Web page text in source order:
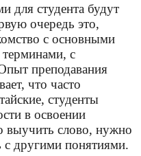
для студента будут
очередь это,
с основными
с
преподавания
что часто
студенты
в освоении
выучить слово, нужно
с другими понятиями.